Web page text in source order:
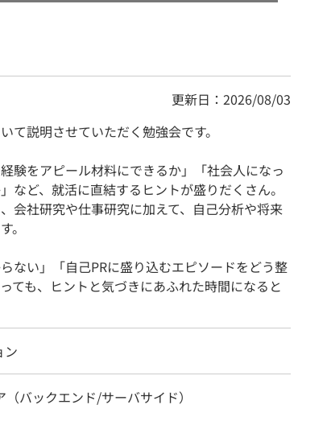
更新日：2026/08/03
て説明させていただく勉強会です。
験をアピール材料にできるか」「社会人になっ
など、就活に直結するヒントが盛りだくさん。
会社研究や仕事研究に加えて、自己分析や将来
。
ない」「自己PRに盛り込むエピソードをどう整
ても、ヒントと気づきにあふれた時間になると
ン
バックエンド/サーバサイド）